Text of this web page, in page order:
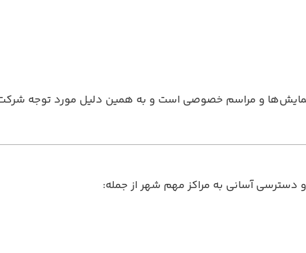
و مراسم خصوصی است و به همین دلیل مورد توجه شرکت‌ها